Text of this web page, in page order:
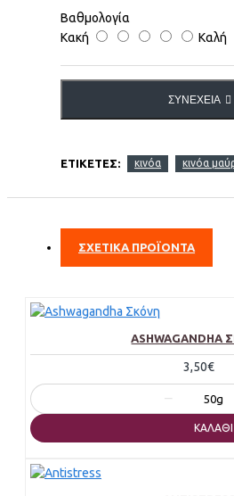
Βαθμολογία
Κακή
Καλή
ΣΥΝΈΧΕΙΑ
ΕΤΙΚΈΤΕΣ: κινόα κινόα
ΣΧΕΤΙΚΑ ΠΡΟΪΟΝΤΑ
ASHWAGANDHA
3,50€
− 50g
ΚΑΛΆΘΙ